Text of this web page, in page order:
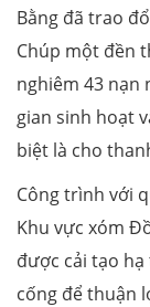
Bằng đã trao
Chúp một đền
nghiêm 43 nạn
gian sinh hoạt
biệt là cho
Công trình với
Khu vực xóm
được cải tạo
cống để thuận